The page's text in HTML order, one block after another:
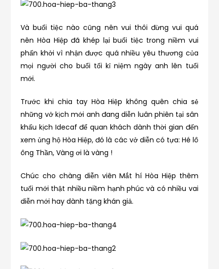
Và buổi tiệc nào cũng nên vui thôi đừng vui quá
nên Hòa Hiệp đã khép lại buổi tiệc trong niềm vui
phấn khởi vì nhận được quá nhiều yêu thương của
mọi người cho buổi tối kỉ niệm ngày anh lên tuổi
mới.
Trước khi chia tay Hòa Hiệp không quên chia sẻ
những vở kịch mới anh đang diễn luân phiên tại sân
khấu kịch Idecaf để quan khách dành thời gian đến
xem ủng hộ Hòa Hiệp, đó là các vở diễn có tựa: Hé lô
ông Thần, Vàng ơi là vàng !
Chúc cho chàng diễn viên Mắt hí Hòa Hiệp thêm
tuổi mới thật nhiều niềm hạnh phúc và có nhiều vai
diễn mới hay dành tặng khán giả.